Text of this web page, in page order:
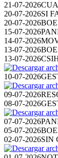
21-07-2026
20-07-2026SI
20-07-2026BOE
15-07-2026
14-07-2026
13-07-2026BOE
13-07-2026
10-07-2026
09-07-2026
08-07-2026
07-07-2026
05-07-2026BOE
02-07-2026SIN